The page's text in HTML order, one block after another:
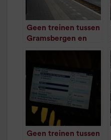
Geen treinen tussen
Gramsbergen en
Hardenberg door
/1minuut leestijd
Geen treinen tussen